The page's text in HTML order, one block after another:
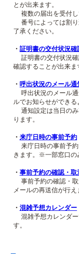
事前予約の確認・
混雑予想カレン
本サイトのご利用
とが出来ます。
複数の届出を受付し
番号によっては割り
了承ください。
・ 証明書の交付状況確
証明書の交付状況確
確認することが出来ま
・ 呼出状況のメール通
呼出状況のメール通
ルでお知らせができる
通知設定は当日のみ
ります。
・ 来庁日時の事前予約
来庁日時の事前予約
きます。※一部窓口の
・ 事前予約の確認・取
事前予約の確認・取
メールの再送信が行え
・ 混雑予想カレンダー
混雑予想カレンダー
す。